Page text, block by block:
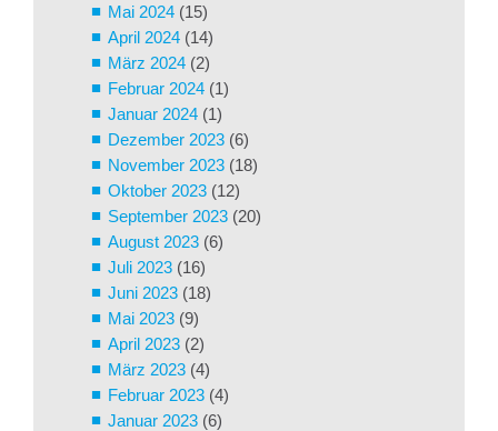
Mai 2024 (15)
April 2024 (14)
März 2024 (2)
Februar 2024 (1)
Januar 2024 (1)
Dezember 2023 (6)
November 2023 (18)
Oktober 2023 (12)
September 2023 (20)
August 2023 (6)
Juli 2023 (16)
Juni 2023 (18)
Mai 2023 (9)
April 2023 (2)
März 2023 (4)
Februar 2023 (4)
Januar 2023 (6)